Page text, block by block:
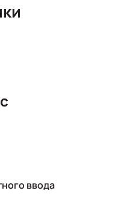
ввода